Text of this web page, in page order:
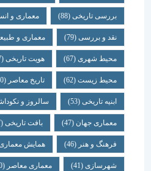
بررسی تاریخی (88) معماری و انسان (84)
نقد و بررسی (79) معماری و طبیعت (71)
محیط شهری(67) هویت تاریخی(67)
محیط زیست(62) تاریخ معاصر(60)
ابنیه تاریخی(53) سالروز و نکوداشت(52)
معماری جهان (47) بافت تاریخی(47)
فرهنگ و هنر(46) همایش معماری (46)
شهرسازی(41) معماری معاصر(40)